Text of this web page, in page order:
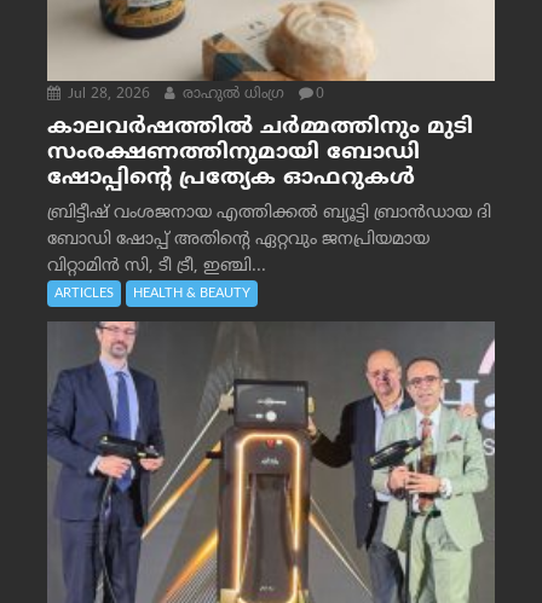
Jul 28, 2026 രാഹുല്‍ ധിംഗ്ര 0
കാലവർഷത്തിൽ ചർമ്മത്തിനും മുടി
സംരക്ഷണത്തിനുമായി ബോഡി
ഷോപ്പിന്റെ പ്രത്യേക ഓഫറുകൾ
ബ്രിട്ടീഷ് വംശജനായ എത്തിക്കൽ ബ്യൂട്ടി ബ്രാൻഡായ ദി
ബോഡി ഷോപ്പ് അതിന്റെ ഏറ്റവും ജനപ്രിയമായ
വിറ്റാമിൻ സി, ടീ ട്രീ, ഇഞ്ചി...
ARTICLES HEALTH & BEAUTY